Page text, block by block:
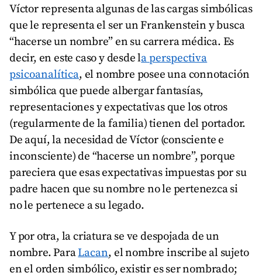
Víctor representa algunas de las cargas simbólicas
que le representa el ser un Frankenstein y busca
“hacerse un nombre” en su carrera médica. Es
decir, en este caso y desde la perspectiva
psicoanalítica, el nombre posee una connotación
simbólica que puede albergar fantasías,
representaciones y expectativas que los otros
(regularmente de la familia) tienen del portador.
De aquí, la necesidad de Víctor (consciente e
inconsciente) de “hacerse un nombre”, porque
pareciera que esas expectativas impuestas por su
padre hacen que su nombre no le pertenezca si
no le pertenece a su legado.
Y por otra, la criatura se ve despojada de un
nombre. ParaLacan, el nombre inscribe al sujeto
en el orden simbólico, existir es ser nombrado;